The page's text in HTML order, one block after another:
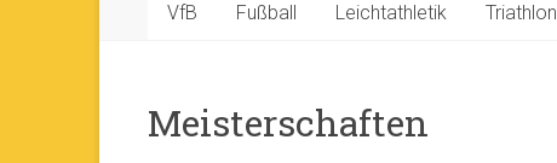
VfB Fußball Leichtathletik Triathlon
Meisterschaften